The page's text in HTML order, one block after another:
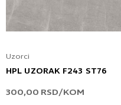
Uzorci
HPL UZORAK F243 ST76
300,00 RSD/KOM